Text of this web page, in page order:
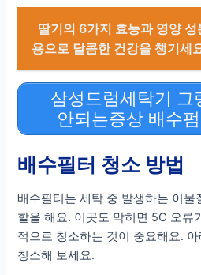
딸기의 6가지 효능과 영양
용으로 달콤한 건강을 챙기세
삼성드럼세탁기 그
안되는증상 배수
배수필터 청소 방법
배수필터는 세탁 중 발생하는 이물
할을 해요. 이곳도 막히면 5C 오류
적으로 청소하는 것이 중요해요.
청소해 보세요.